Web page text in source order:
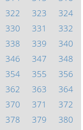
322 323
324
330 331
332
338 339
340
346 347
348
354 355
356
362 363
364
370 371
372
378 379
380